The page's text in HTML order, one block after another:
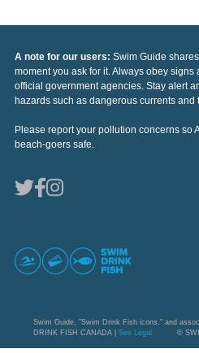
A note for our users: Swim Guide
moment you ask for it. Always obey
official government agencies. Stay alert
hazards such as dangerous currents and
Please report your pollution concerns so
beach-goers safe.
Swim Guide, "Swim Drink Fish icons," and
DRINK FISH CANADA | See Legal ©